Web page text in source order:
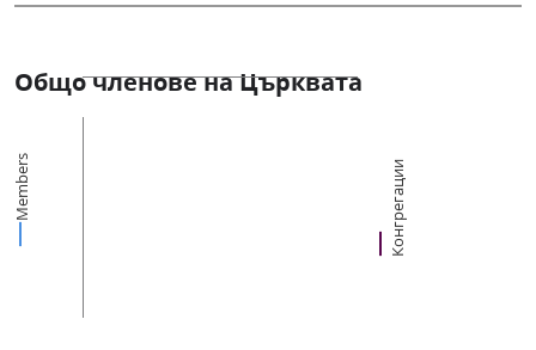
Общо членове на Църквата
Members Конгрегации